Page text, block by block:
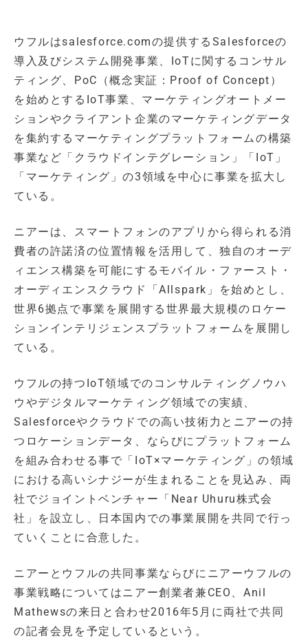
ウフルはsalesforce.comの提供するSalesforceの
導入及びシステム開発事業、IoTに関するコンサル
ティング、PoC（概念実証：Proof of Concept）
を始めとするIoT事業、マーケティングオートメー
ションやクライアント企業のマーケティングデータ
を集約するマーケティングプラットフォームの構築
事業など「クラウドインテグレーション」「IoT」
「マーケティング」の3領域を中心に事業を拡大し
ている。
ニアーは、スマートフォンのアプリから得られる消
費者の許諾済の位置情報を活用して、独自のオーデ
ィエンス構築を可能にするモバイル・ファースト・
オーディエンスクラウド「Allspark」を始めとし、
世界6拠点で事業を展開する世界最大規模のロケー
ションインテリジェンスプラットフォームを展開し
ている。
ウフルの持つIoT領域でのコンサルティングノウハ
ウやデジタルマーケティング領域での実績、
Salesforceやクラウドでの高い技術力とニアーの持
つロケーションデータ、ならびにプラットフォーム
を組み合わせる事で「IoT×マーケティング」の領域
における高いシナジーが生まれることを見込み、両
社でジョイントベンチャー「Near Uhuru株式会
社」を設立し、日本国内での事業展開を共同で行っ
ていくことに合意した。
ニアーとウフルの共同事業ならびにニアーウフルの
事業戦略についてはニアー創業者兼CEO、Anil
Mathewsの来日と合わせ2016年5月に両社で共同
の記者会見を予定しているという。